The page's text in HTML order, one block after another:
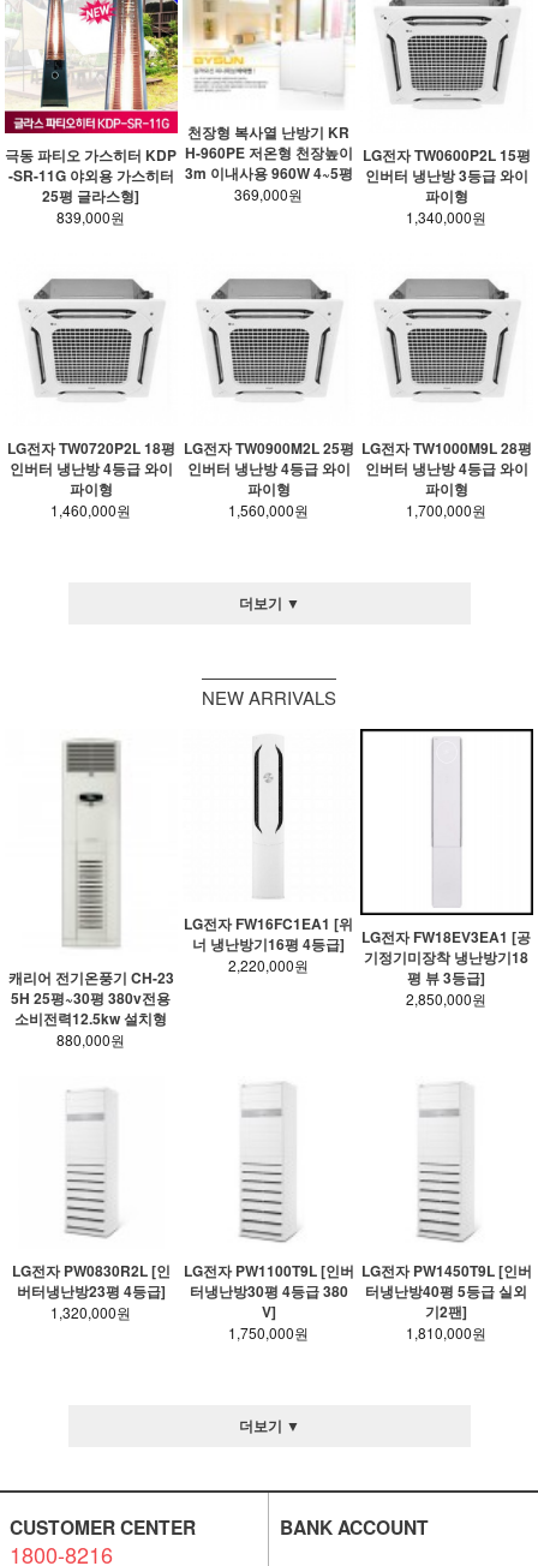
극동 파티오 가스히터 KDP
-SR-11G 야외용 가스히터
25평 글라스형]
839,000원
천장형 복사열 난방기 KR
H-960PE 저온형 천장높이
3m 이내사용 960W 4~5평
369,000원
LG전자 TW0600P2L 15평
인버터 냉난방 3등급 와이
파이형
1,340,000원
LG전자 TW0720P2L 18평
인버터 냉난방 4등급 와이
파이형
1,460,000원
LG전자 TW0900M2L 25평
인버터 냉난방 4등급 와이
파이형
1,560,000원
LG전자 TW1000M9L 28평
인버터 냉난방 4등급 와이
파이형
1,700,000원
더보기 ▼
NEW ARRIVALS
캐리어 전기온풍기 CH-23
5H 25평~30평 380v전용
소비전력12.5kw 설치형
880,000원
LG전자 FW16FC1EA1 [위
너 냉난방기16평 4등급]
2,220,000원
LG전자 FW18EV3EA1 [공
기정기미장착 냉난방기18
평 뷰 3등급]
2,850,000원
LG전자 PW0830R2L [인
버터냉난방23평 4등급]
1,320,000원
LG전자 PW1100T9L [인버
터냉난방30평 4등급 380
V]
1,750,000원
LG전자 PW1450T9L [인버
터냉난방40평 5등급 실외
기2팬]
1,810,000원
더보기 ▼
CUSTOMER CENTER
1800-8216
BANK ACCOUNT